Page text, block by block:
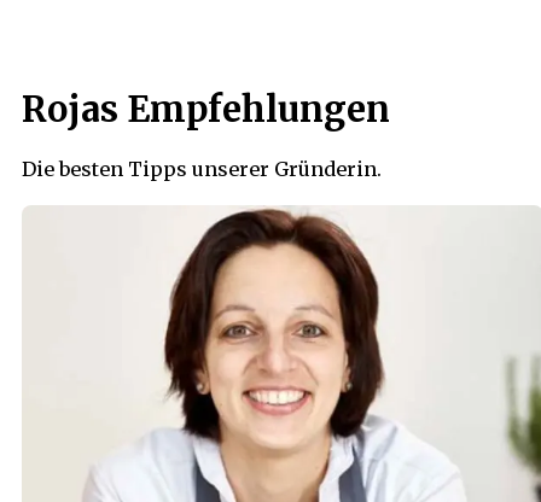
Rojas Empfehlungen
Die besten Tipps unserer Gründerin.